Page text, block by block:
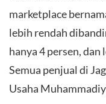
marketplace
lebih rendah
hanya 4 persen,
Semua penjual di
Usaha